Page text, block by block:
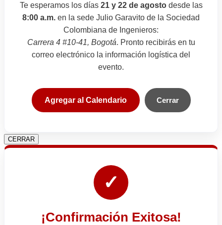
Te esperamos los días 21 y 22 de agostodesde las
8:00 a.m. en la sede Julio Garavito de la Sociedad
Colombiana de Ingenieros:
Carrera 4 #10-41, Bogotá. Pronto recibirás en tu
correo electrónico la información logística del
evento.
Agregar al Calendario Cerrar
CERRAR
✓
¡Confirmación Exitosa!